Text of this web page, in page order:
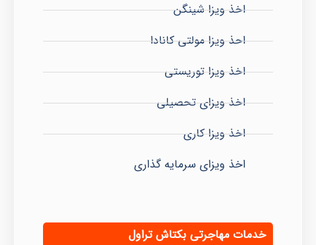
اخذ ویزا شینگن
احذ ویزا مولتی کانادا
اخذ ویزا توریستی
اخذ ویزای تحصیلی
اخذ ویزا کاری
اخذ ویزای سرمایه گذاری
خدمات مهاجرتی بکتاش تراول